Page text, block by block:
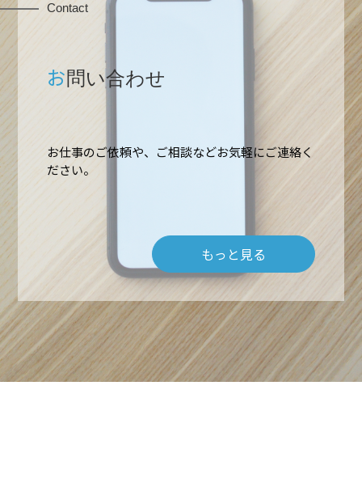
ホーム
高所作業・ロープアクセス
難所・高所・狭所エアコン工事
ルームエアコン取付 台数口
施工実績
会社概要
Contact
お問い合わせ
お仕事のご依頼や、ご相談などお気軽にご連絡く
ださい。
もっと見る